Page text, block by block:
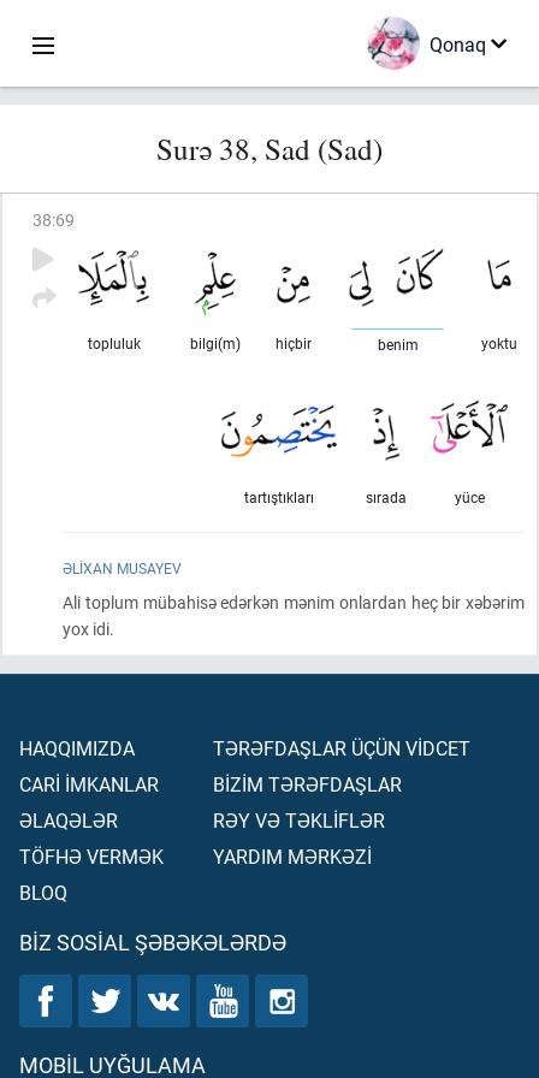
Qonaq
Surə 38, Sad (Sad)
38:69
yoktu
benim
hiçbir
bilgi(m)
topluluk
yüce
sırada
tartıştıkları
ƏLIXAN MUSAYEV
Ali toplum mübahisə edərkən mənim onlardan heç bir xəbərim
yox idi.
HAQQIMIZDA
CARİ İMKANLAR
ƏLAQƏLƏR
TÖFHƏ VERMƏK
BLOQ
TƏRƏFDAŞLAR ÜÇÜN VİDCET
BİZİM TƏRƏFDAŞLAR
RƏY VƏ TƏKLİFLƏR
YARDIM MƏRKƏZİ
BIZ SOSIAL ŞƏBƏKƏLƏRDƏ
MOBIL UYĞULAMA